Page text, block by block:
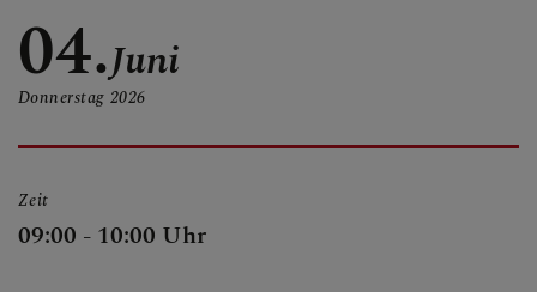
BERICHTE
SAKRAMENTE
04.
Donnerstag
Juni
2026
Zeit
09:00 - 10:00 Uhr